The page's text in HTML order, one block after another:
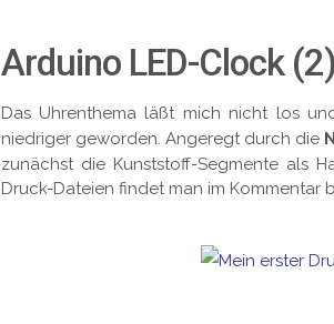
Arduino LED-Clock (2)
Das Uhrenthema läßt mich nicht los
niedriger geworden. Angeregt durch die
zunächst die Kunststoff-Segmente als
Druck-Dateien findet man im Kommentar